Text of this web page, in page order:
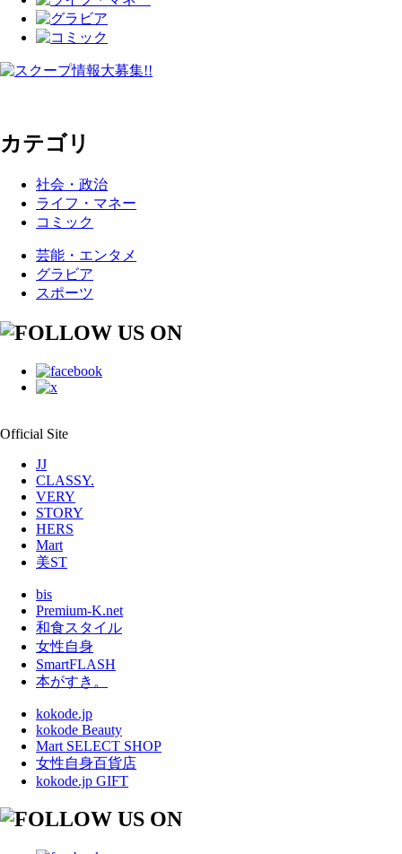
カテゴリ
社会・政治
ライフ・マネー
コミック
芸能・エンタメ
グラビア
スポーツ
Official Site
JJ
CLASSY.
VERY
STORY
HERS
Mart
美ST
bis
Premium-K.net
和食スタイル
女性自身
SmartFLASH
本がすき。
kokode.jp
kokode Beauty
Mart SELECT SHOP
女性自身百貨店
kokode.jp GIFT